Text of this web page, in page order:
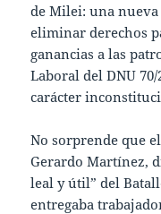
de Milei: una
eliminar derechos
ganancias a las
Laboral del DNU
carácter
No sorprende que
Gerardo Martínez,
leal y útil” del
entregaba